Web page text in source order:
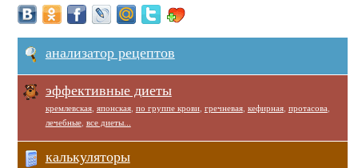
анализатор рецептов
эффективные диеты
кремлевская, японская, по группе крови, гречневая, кефирная, протасова
лечебные, все диеты...
калькуляторы